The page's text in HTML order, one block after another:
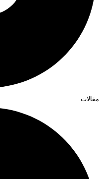
مقالات